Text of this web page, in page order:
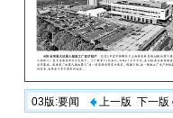
03版:要闻 上一版 下一版